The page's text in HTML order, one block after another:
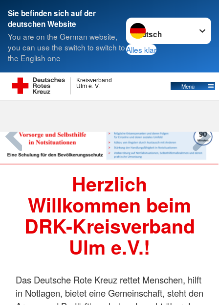
Sie befinden sich auf der
deutschen Website
You are on the German website,
you can use the switch to switch to
the English one
Sprache wechseln zu
Alles klar
Ulm e. V.
Kreisverband
Menü
Suche
Herzlich
Willkommen beim
DRK-Kreisverband
Ulm e.V.!
Das Deutsche Rote Kreuz rettet Menschen, hilft
in Notlagen, bietet eine Gemeinschaft, steht den